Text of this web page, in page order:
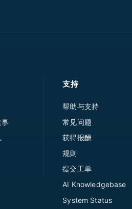
事
支持
帮助与支持
常见问题
获得报酬
规则
提交工单
AI Knowledgebase
System Status